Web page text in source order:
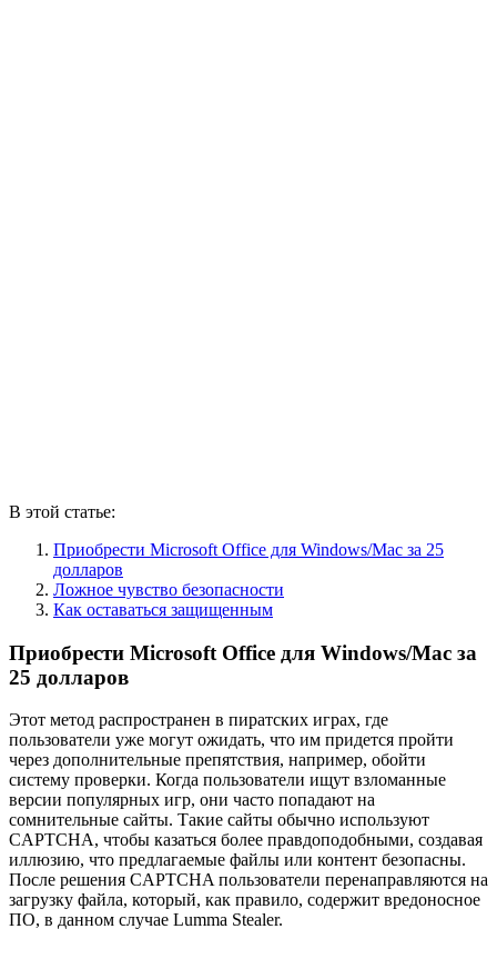
В этой статье:
Приобрести Microsoft Office для Windows/Mac за 25
долларов
Ложное чувство безопасности
Как оставаться защищенным
Приобрести Microsoft Office для Windows/Mac за
25 долларов
Этот метод распространен в пиратских играх, где
пользователи уже могут ожидать, что им придется пройти
через дополнительные препятствия, например, обойти
систему проверки. Когда пользователи ищут взломанные
версии популярных игр, они часто попадают на
сомнительные сайты. Такие сайты обычно используют
CAPTCHA, чтобы казаться более правдоподобными, создавая
иллюзию, что предлагаемые файлы или контент безопасны.
После решения CAPTCHA пользователи перенаправляются на
загрузку файла, который, как правило, содержит вредоносное
ПО, в данном случае Lumma Stealer.